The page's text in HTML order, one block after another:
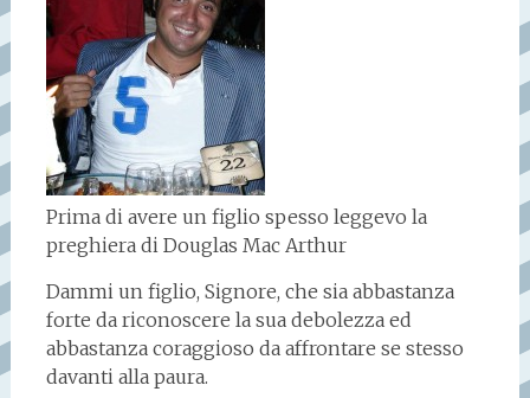
Prima di avere un figlio spesso leggevo la
preghiera di Douglas Mac Arthur
Dammi un figlio, Signore, che sia abbastanza
forte da riconoscere la sua debolezza ed
abbastanza coraggioso da affrontare se stesso
davanti alla paura.